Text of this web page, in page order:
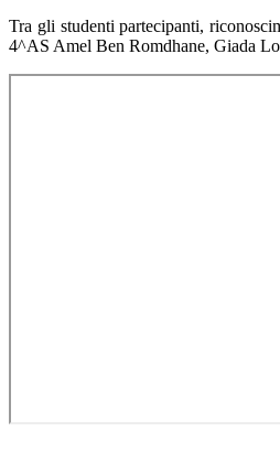
Tra gli studenti partecipanti,
4^AS Amel Ben Romdhane, Giada